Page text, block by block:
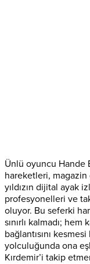
Ünlü oyuncu Hande
hareketleri, magazin
yıldızın dijital ayak
profesyonelleri ve
oluyor. Bu seferki
sınırlı kalmadı;
bağlantısını
yolculuğunda ona
Kırdemir’i takip